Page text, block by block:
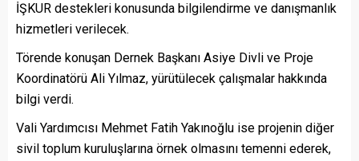
İŞKUR destekleri konusunda bilgilendirme ve danışmanlık
hizmetleri verilecek.
Törende konuşan Dernek Başkanı Asiye Divli ve Proje
Koordinatörü Ali Yılmaz, yürütülecek çalışmalar hakkında
bilgi verdi.
Vali Yardımcısı Mehmet Fatih Yakınoğlu ise projenin diğer
sivil toplum kuruluşlarına örnek olmasını temenni ederek,